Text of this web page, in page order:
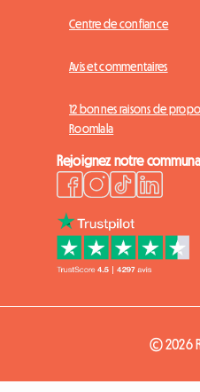
Centre de confiance
Avis et commentaires
12 bonnes raisons de
Roomlala
Rejoignez notre
© 2026